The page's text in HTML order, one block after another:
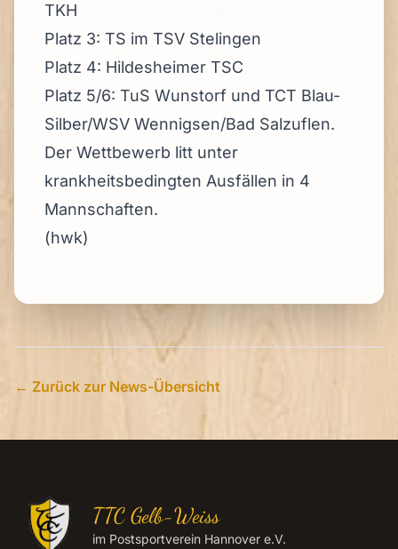
TKH
Platz 3: TS im TSV Stelingen
Platz 4: Hildesheimer TSC
Platz 5/6: TuS Wunstorf und TCT Blau-
Silber/WSV Wennigsen/Bad Salzuflen.
Der Wettbewerb litt unter
krankheitsbedingten Ausfällen in 4
Mannschaften.
(hwk)
← Zurück zur News-Übersicht
TTC Gelb-Weiss
im Postsportverein Hannover e.V.